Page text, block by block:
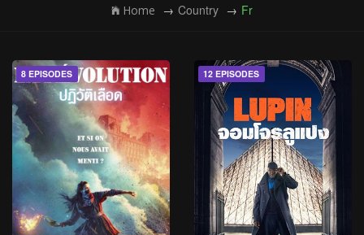
Home Country Fr
8 EPISODES 12 EPISODES